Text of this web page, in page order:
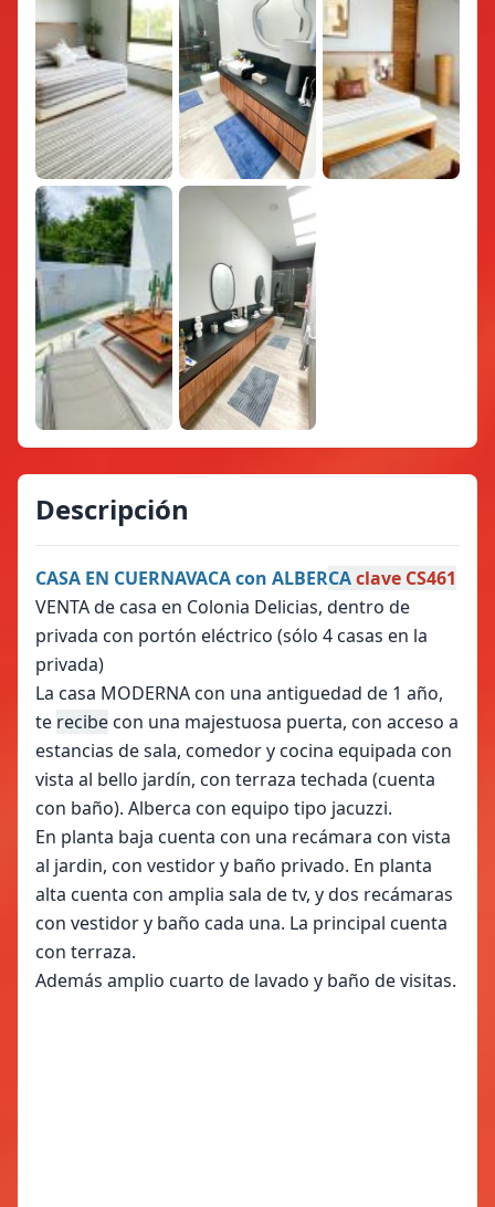
Descripción
CASA EN CUERNAVACA con ALBERCAclave CS461
VENTA de casa en Colonia Delicias, dentro de
privada con portón eléctrico (sólo 4 casas en la
privada)
La casa MODERNA con una antiguedad de 1 año,
te recibe con una majestuosa puerta, con acceso a
estancias de sala, comedor y cocina equipada con
vista al bello jardín, con terraza techada (cuenta
con baño). Alberca con equipo tipo jacuzzi.
En planta baja cuenta con una recámara con vista
al jardin, con vestidor y baño privado. En planta
alta cuenta con amplia sala de tv, y dos recámaras
con vestidor y baño cada una. La principal cuenta
con terraza.
Además amplio cuarto de lavado y baño de visitas.